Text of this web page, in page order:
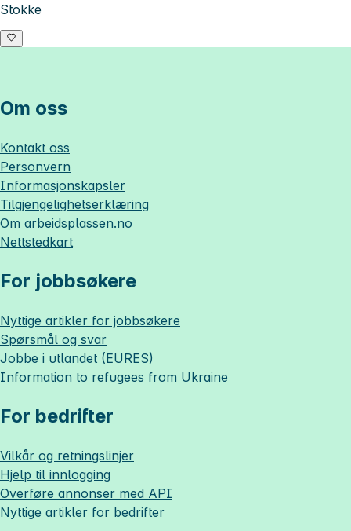
Stokke
Om oss
Kontakt oss
Personvern
Informasjonskapsler
Tilgjengelighetserklæring
Om arbeidsplassen.no
Nettstedkart
For jobbsøkere
Nyttige artikler for jobbsøkere
Spørsmål og svar
Jobbe i utlandet (EURES)
Information to refugees from Ukraine
For bedrifter
Vilkår og retningslinjer
Hjelp til innlogging
Overføre annonser med API
Nyttige artikler for bedrifter